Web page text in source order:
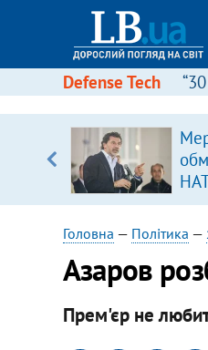
Defense Tech
Головна — Політика —
Азаров
Прем'єр не